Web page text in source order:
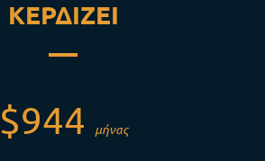
ΚΕΡΔΊΖΕΙ
$944 μήνας